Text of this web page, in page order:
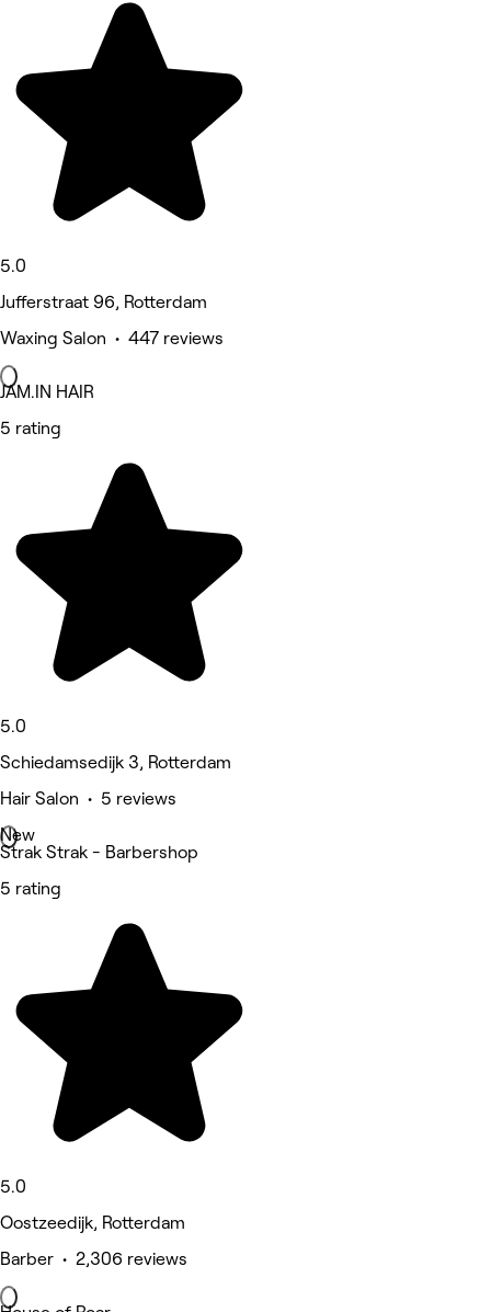
5.0
Jufferstraat 96, Rotterdam
Waxing Salon • 447 reviews
JAM.IN HAIR
5 rating
5.0
Schiedamsedijk 3, Rotterdam
Hair Salon • 5 reviews
New
Strak Strak - Barbershop
5 rating
5.0
Oostzeedijk, Rotterdam
Barber • 2,306 reviews